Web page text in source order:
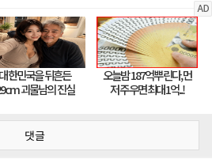
댓글